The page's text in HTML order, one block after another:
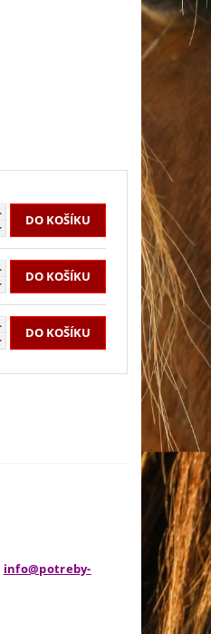
info@potreby-